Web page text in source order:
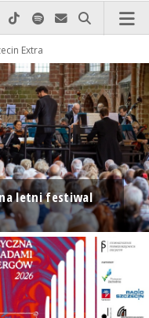
do nas zadzwoń
na Facebook-u
nas na X
Odwiedź nas na Instagram-ie
Odwiedź nas na TikTok-u
Szukaj nas na Spotify
Wyślij do nas
Szukaj
Extra
na letni festiwal